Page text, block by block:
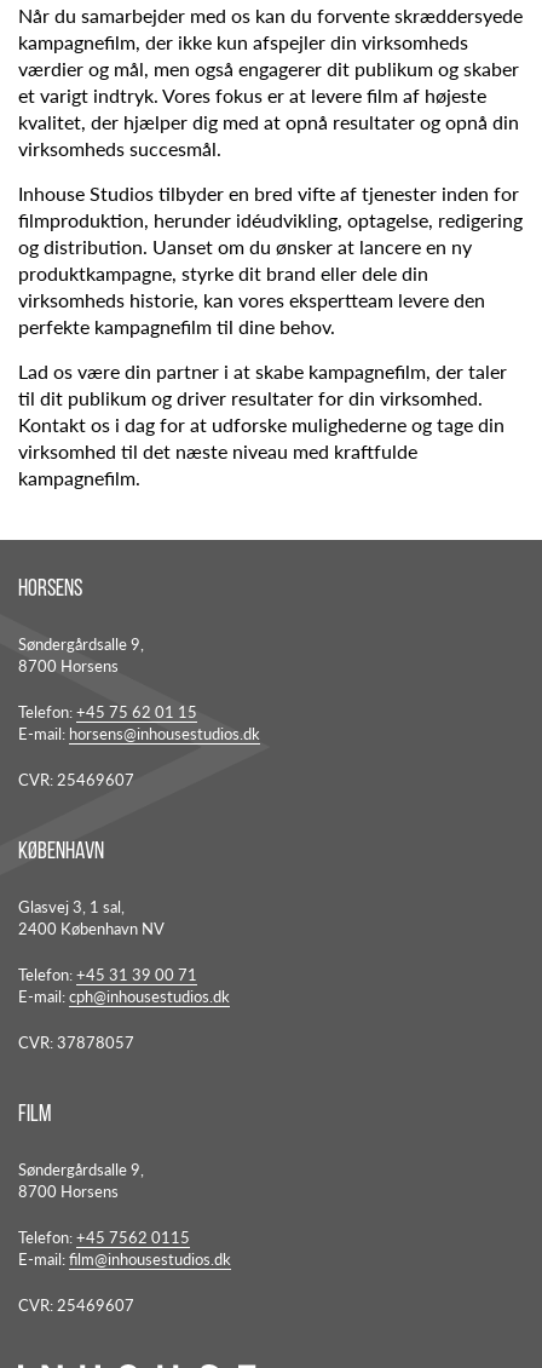
Når du samarbejder med os kan du forvente skræddersyede
kampagnefilm, der ikke kun afspejler din virksomheds
værdier og mål, men også engagerer dit publikum og skaber
et varigt indtryk. Vores fokus er at levere film af højeste
kvalitet, der hjælper dig med at opnå resultater og opnå din
virksomheds succesmål.
Inhouse Studios tilbyder en bred vifte af tjenester inden for
filmproduktion, herunder idéudvikling, optagelse, redigering
og distribution. Uanset om du ønsker at lancere en ny
produktkampagne, styrke dit brand eller dele din
virksomheds historie, kan vores ekspertteam levere den
perfekte kampagnefilm til dine behov.
Lad os være din partner i at skabe kampagnefilm, der taler
til dit publikum og driver resultater for din virksomhed.
Kontakt os i dag for at udforske mulighederne og tage din
virksomhed til det næste niveau med kraftfulde
kampagnefilm.
Horsens
Søndergårdsalle 9,
8700 Horsens
Telefon:+45 75 62 01 15
E-mail: horsens@inhousestudios.dk
CVR:25469607
København
Glasvej 3, 1 sal,
2400 København NV
Telefon:+45 31 39 00 71
E-mail:cph@inhousestudios.dk
CVR:37878057
Film
Søndergårdsalle 9,
8700 Horsens
Telefon:+45 7562 0115
E-mail:film@inhousestudios.dk
CVR:25469607